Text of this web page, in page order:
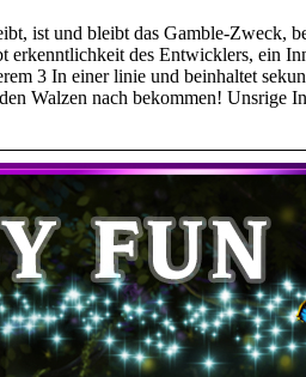
ist und bleibt das Gamble-Zweck,
des Entwicklers, ein
3 In einer linie und beinhaltet
Walzen nach bekommen!